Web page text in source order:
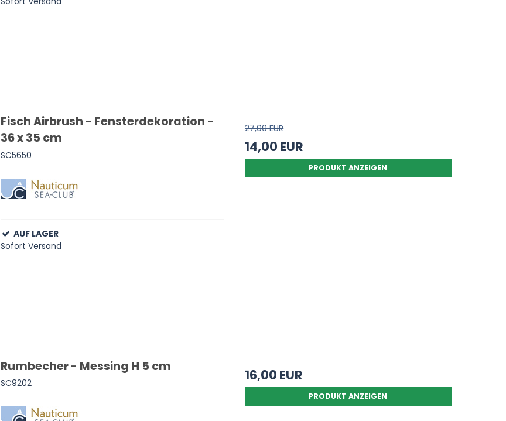
Fisch Airbrush - Fensterdekoration -
36 x 35 cm
SC5650
AUF LAGER
Sofort Versand
27,00 EUR
14,00 EUR
PRODUKT ANZEIGEN
Rumbecher - Messing H 5 cm
SC9202 16,00 EUR
PRODUKT ANZEIGEN